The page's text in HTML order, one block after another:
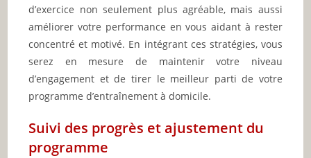
d’exercice non seulement plus agréable, mais aussi
améliorer votre performance en vous aidant à rester
concentré et motivé. En intégrant ces stratégies, vous
serez en mesure de maintenir votre niveau
d’engagement et de tirer le meilleur parti de votre
programme d’entraînement à domicile.
Suivi des progrès et ajustement du
programme